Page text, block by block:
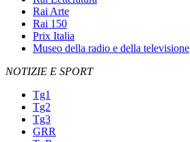
Rai Arte
Rai 150
Prix Italia
Museo della radio e della televisione
NOTIZIE E SPORT
Tg1
Tg2
Tg3
GRR